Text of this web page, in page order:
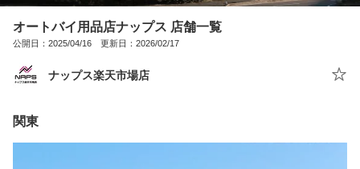
オートバイ用品店ナップス 店舗一覧
公開日：2025/04/16 更新日：2026/02/17
ナップス楽天市場店
関東